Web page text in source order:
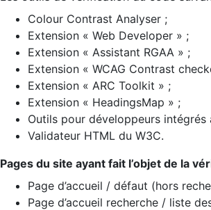
Colour Contrast Analyser ;
Extension « Web Developer » ;
Extension « Assistant RGAA » ;
Extension « WCAG Contrast
Extension « ARC Toolkit » ;
Extension « HeadingsMap » ;
Outils pour développeurs
Validateur HTML du W3C.
Pages du site ayant fait l’objet de la
Page d’accueil / défaut (hors
Page d’accueil recherche / liste